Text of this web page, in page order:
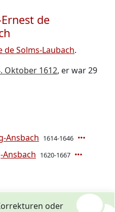
de
de Solms-Laubach.
Oktober 1612, er war 29
Ansbach 1614-1646
1620-1667
oder